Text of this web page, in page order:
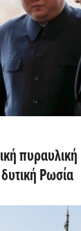
Ρωσία